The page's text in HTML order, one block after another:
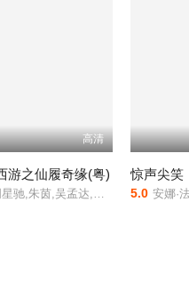
高清
游之仙履奇缘(粤)
驰,朱茵,吴孟达,莫文蔚,罗家英
惊声尖笑
5.0 安娜·法瑞丝,乔恩·亚